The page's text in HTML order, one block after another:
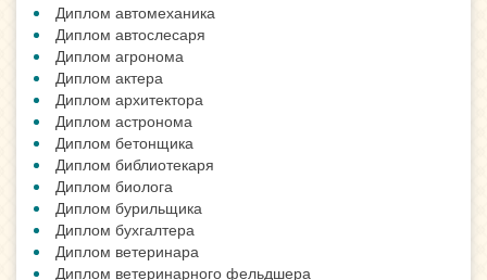
Диплом автомеханика
Диплом автослесаря
Диплом агронома
Диплом актера
Диплом архитектора
Диплом астронома
Диплом бетонщика
Диплом библиотекаря
Диплом биолога
Диплом бурильщика
Диплом бухгалтера
Диплом ветеринара
Диплом ветеринарного фельдшера